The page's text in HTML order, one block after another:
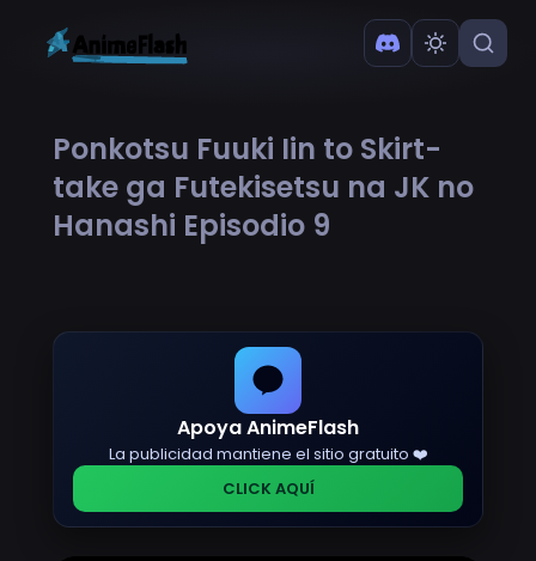
Ponkotsu Fuuki Iin to Skirt-
take ga Futekisetsu na JK no
Hanashi Episodio 9
Apoya AnimeFlash
La publicidad mantiene el sitio gratuito ❤️
CLICK AQUÍ